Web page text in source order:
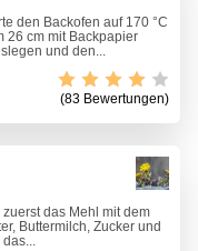
den Backofen auf 170 °C
26 cm mit Backpapier
und den...
(83 Bewertungen)
das Mehl mit dem
Buttermilch, Zucker und